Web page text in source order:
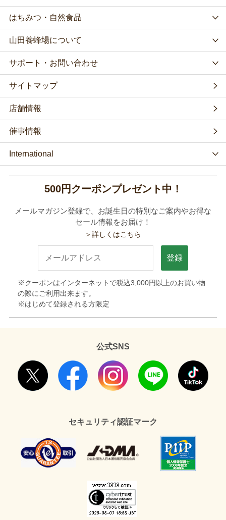
はちみつ・自然食品
山田養蜂場について
サポート・お問い合わせ
サイトマップ
店舗情報
催事情報
International
500円クーポンプレゼント中！
メールマガジン登録で、お誕生日の特別なご案内やお得な
セール情報をお届け！
＞詳しくはこちら
登録
※クーポンはインターネットで税込3,000円以上のお買い物
の際にご利用出来ます。
※はじめて登録される方限定
公式SNS
セキュリティ認証マーク